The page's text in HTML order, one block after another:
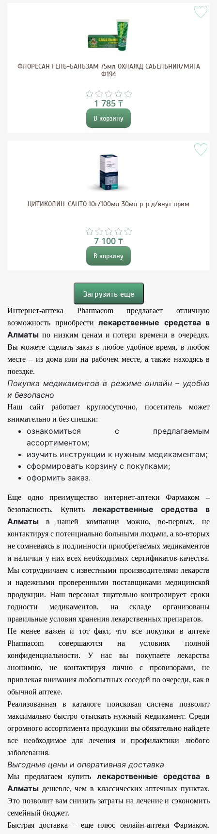
ФЛОРЕСАН ГЕЛЬ-БАЛЬЗАМ 75мл ОХЛАЖД САБЕЛЬНИК/МЯТА
Ф194
1 785 ₸
В корзину
ЦИТИКОЛИН-САНТО 10г/100мл 30мл р-р д/внут прим
7 100 ₸
В корзину
Загрузить еще
Интернет-аптека Pharmacom предлагает отличную
возможность приобрести лекарственные средства в
Алматы по низким ценам и потери времени в очередях.
Вы можете сделать заказ в любое удобное время, в любом
месте – из дома или на рабочем месте, а также находясь в
поездке.
Покупка медикаментов в режиме онлайн – удобно
и безопасно
Наш сайт работает круглосуточно, посетитель может
внимательно и без спешки:
ознакомиться с предлагаемым
ассортиментом;
изучить инструкции к нужным медикаментам;
сформировать корзину с покупками;
оформить заказ.
Еще одно преимущество интернет-аптеки Фармаком –
безопасность. Купить лекарственные средства в
Алматы в нашей компании можно, во-первых, не
контактируя с потенциально больными людьми, а во-вторых
не сомневаясь в подлинности приобретаемых медикаментов
и наличии у них всех необходимых сертификатов качества.
Мы сотрудничаем с известными производителями лекарств
и надежными проверенными поставщиками медицинской
продукции. Наш персонал тщательно контролирует сроки
годности медикаментов, на складе организованы
правильные условия хранения лекарственных препаратов.
Не менее важен и тот факт, что все покупки в аптеке
Pharmacom совершаются на условиях полной
конфиденциальности. У нас вы покупаете лекарства
анонимно, не контактируя лично с провизорами, не
привлекая внимания любопытных соседей по очереди, как в
обычной аптеке.
Реализованная в каталоге поисковая система позволит
максимально быстро отыскать нужный медикамент. Среди
огромного ассортимента продукции вы обязательно найдете
все необходимое для лечения и профилактики любого
заболевания.
Выгодные цены и оперативная доставка
Мы предлагаем купить лекарственные средства в
Алматы дешевле, чем в классических аптечных пунктах.
Это позволит вам снизить затраты на лечение и сэкономить
семейный бюджет.
Быстрая доставка – еще плюс онлайн-аптеки Фармаком.